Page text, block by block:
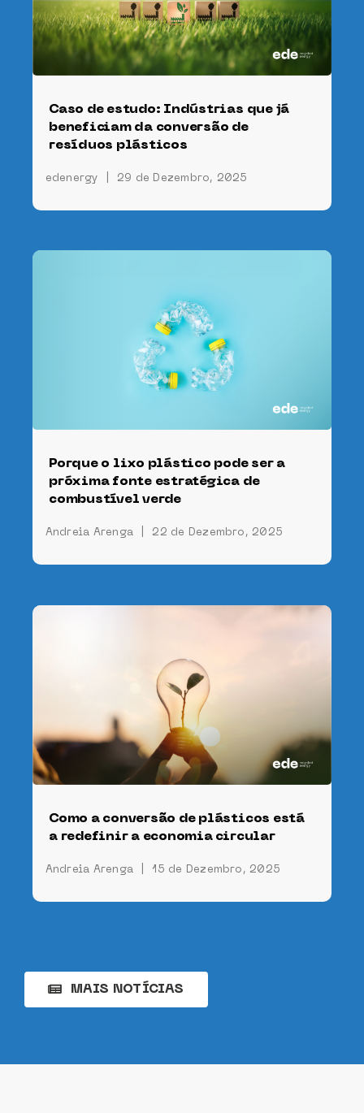
MAIS NOTÍCIAS
Caso de estudo: Indústrias que já
beneficiam da conversão de
resíduos plásticos
edenergy 29 de Dezembro, 2025
Porque o lixo plástico pode ser a
próxima fonte estratégica de
combustível verde
Andreia Arenga 22 de Dezembro, 2025
Como a conversão de plásticos está
a redefinir a economia circular
Andreia Arenga 15 de Dezembro, 2025